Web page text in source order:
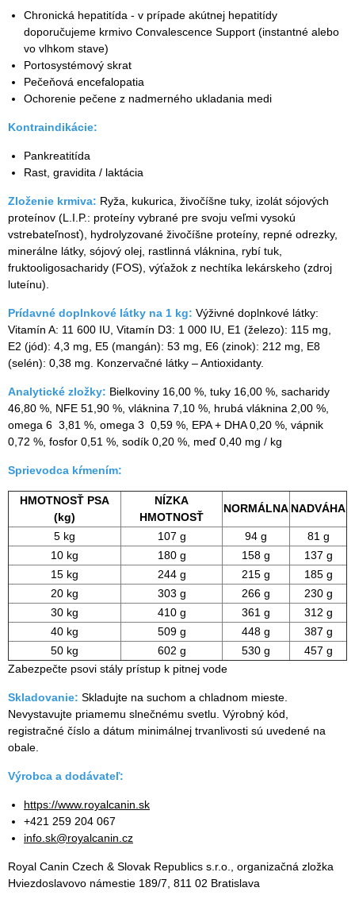
Chronická hepatitída - v prípade akútnej hepatitídy
doporučujeme krmivo Convalescence Support (instantné alebo
vo vlhkom stave)
Portosystémový skrat
Pečeňová encefalopatia
Ochorenie pečene z nadmerného ukladania medi
Kontraindikácie:
Pankreatitída
Rast, gravidita / laktácia
Zloženie krmiva: Ryža, kukurica, živočíšne tuky, izolát sójových
proteínov (L.I.P.: proteíny vybrané pre svoju veľmi vysokú
vstrebateľnosť), hydrolyzované živočíšne proteíny, repné odrezky,
minerálne látky, sójový olej, rastlinná vláknina, rybí tuk,
fruktooligosacharidy (FOS), výťažok z nechtíka lekárskeho (zdroj
luteínu).
Prídavné doplnkové látky na 1 kg: Výživné doplnkové látky:
Vitamín A: 11 600 IU, Vitamín D3: 1 000 IU, E1 (železo): 115 mg,
E2 (jód): 4,3 mg, E5 (mangán): 53 mg, E6 (zinok): 212 mg, E8
(selén): 0,38 mg. Konzervačné látky – Antioxidanty.
Analytické zložky: Bielkoviny 16,00 %, tuky 16,00 %, sacharidy
46,80 %, NFE 51,90 %, vláknina 7,10 %, hrubá vláknina 2,00 %,
omega 6 3,81 %, omega 3 0,59 %, EPA + DHA 0,20 %, vápnik
0,72 %, fosfor 0,51 %, sodík 0,20 %, meď 0,40 mg / kg
Sprievodca kŕmením:
HMOTNOSŤ PSA
(kg)
NÍZKA
HMOTNOSŤ
NORMÁLNA NADVÁHA
5 kg 107 g 94 g
81 g
10 kg
180 g 158 g
137 g
15 kg
244 g 215 g
185 g
20 kg
303 g 266 g
230 g
30 kg
410 g 361 g
312 g
40 kg
509 g 448 g
387 g
50 kg
602 g 530 g
457 g
Zabezpečte psovi stály prístup k pitnej vode
Skladovanie: Skladujte na suchom a chladnom mieste.
Nevystavujte priamemu slnečnému svetlu. Výrobný kód,
registračné číslo a dátum minimálnej trvanlivosti sú uvedené na
obale.
Výrobca a dodávateľ:
https://www.royalcanin.sk
+421 259 204 067
info.sk@royalcanin.cz
Royal Canin Czech & Slovak Republics s.r.o., organizačná zložka
Hviezdoslavovo námestie 189/7, 811 02 Bratislava